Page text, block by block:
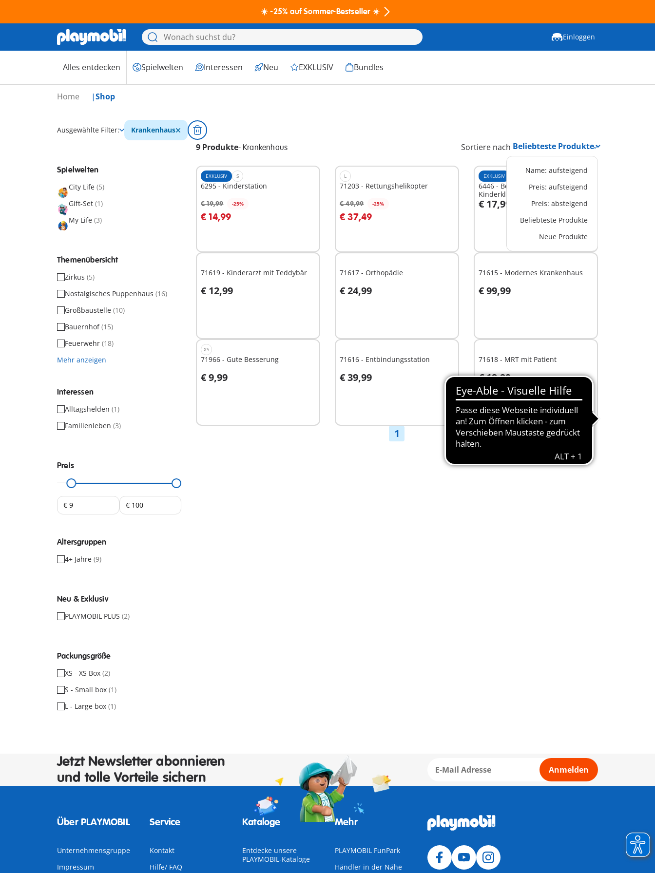
☀️ -25% auf Sommer-Bestseller ☀️
Einloggen
Alles entdecken Spielwelten Interessen Neu EXKLUSIV Bundles
Home Shop
Ausgewählte Filter: Krankenhaus
9 Produkte- Krankenhaus Sortiere nach
Name: aufsteigend
Preis: aufsteigend
Preis: absteigend
Beliebteste Produkte
Neue Produkte
Spielwelten
City Life (5)
Gift-Set (1)
My Life (3)
Themenübersicht
Zirkus (5)
Nostalgisches Puppenhaus (16)
Großbaustelle (10)
Bauernhof(15)
Feuerwehr (18)
Mehr anzeigen
Interessen
Alltagshelden (1)
Familienleben (3)
Preis
Altersgruppen
4+ Jahre (9)
Neu & Exklusiv
PLAYMOBIL PLUS (2)
Packungsgröße
XS - XS Box (2)
S - Small box (1)
L - Large box (1)
EXKLUSIV S
6295 - Kinderstation
€ 19,99 -25%
€ 14,99
L
71203 - Rettungshelikopter
€ 49,99 -25%
€ 37,49
EXKLUSIV
6446 - Beleuchtungsset
Kinderklinik
€ 17,99
In den Warenkorb
71619 - Kinderarzt mit Teddybär
€ 12,99
In den Warenkorb
71617 - Orthopädie
€ 24,99
In den Warenkorb
71615 - Modernes Krankenhaus
€ 99,99
In den Warenkorb
XS
71966 - Gute Besserung
€ 9,99
In den Warenkorb
71616 - Entbindungsstation
€ 39,99
In den Warenkorb
71618 - MRT mit Patient
€ 19,99
In den Warenkorb
1
Jetzt Newsletter abonnieren
und tolle Vorteile sichern
Anmelden
Über PLAYMOBIL
Unternehmensgruppe
Impressum
Service
Kontakt
Hilfe/ FAQ
Kataloge
Entdecke unsere
PLAYMOBIL-Kataloge
Mehr
PLAYMOBIL FunPark
Händler in der Nähe